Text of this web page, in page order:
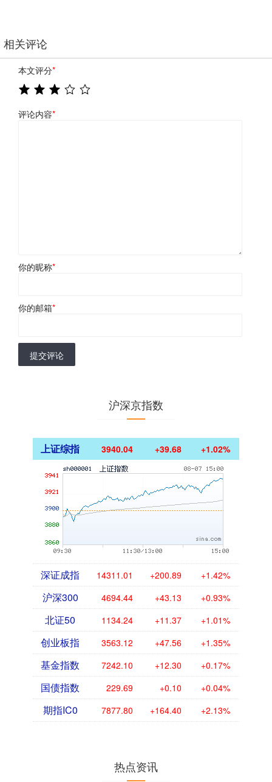
相关评论
本文评分*
评论内容*
你的昵称*
你的邮箱*
提交评论
沪深京指数
上证综指 3940.04 +39.68 +1.02%
深证成指 14311.01 +200.89 +1.42%
沪深300 4694.44 +43.13 +0.93%
北证50 1134.24 +11.37 +1.01%
创业板指 3563.12 +47.56 +1.35%
基金指数 7242.10 +12.30 +0.17%
国债指数 229.69 +0.10 +0.04%
期指IC0 7877.80 +164.40 +2.13%
热点资讯